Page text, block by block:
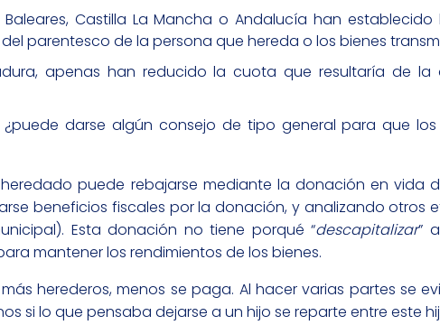
Castilla La Mancha o Andalucía han
parentesco de la persona que hereda o los bienes
apenas han reducido la cuota que resultaría de
darse algún consejo de tipo general para que los
puede rebajarse mediante la donación en vida
beneficios fiscales por la donación, y analizando otros
Esta donación no tiene porqué “descapitalizar”
mantener los rendimientos de los bienes.
herederos, menos se paga. Al hacer varias partes se
si lo que pensaba dejarse a un hijo se reparte entre este